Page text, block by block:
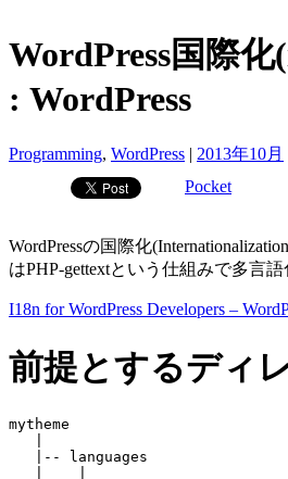
WordPress国際
: WordPress
Programming, WordPress | 2013年10月
Pocket
WordPressの国際化
はPHP-gettextという仕組みで多言語
I18n for WordPress Developers –
前提とするディ
mytheme
   |-- languages